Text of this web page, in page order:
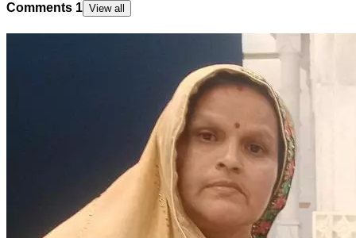
Comments 1 View all